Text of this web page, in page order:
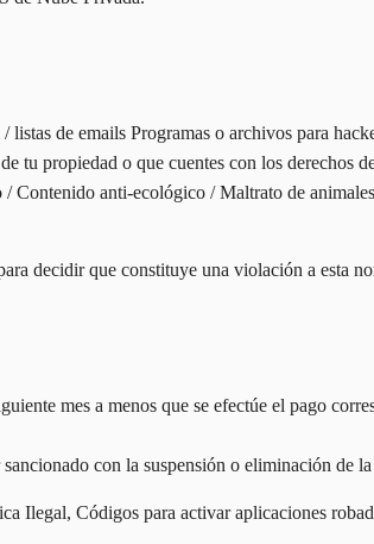
de emails Programas o archivos para
tu propiedad o que cuentes con los derechos
anti-ecológico / Maltrato de
decidir que constituye una violación a esta
mes a menos que se efectúe el pago
con la suspensión o eliminación de la
Ilegal, Códigos para activar aplicaciones